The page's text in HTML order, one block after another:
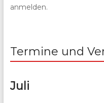
anmelden.
Termine und
Juli